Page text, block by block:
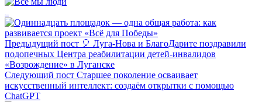
Предыдущий пост 🎈 Луга-Нова и БлагоДарите поздравили
подопечных Центра реабилитации детей-инвалидов
«Возрождение» в Луганске
Следующий пост Старшее поколение осваивает
искусственный интеллект: создаём открытки с помощью
ChatGPT